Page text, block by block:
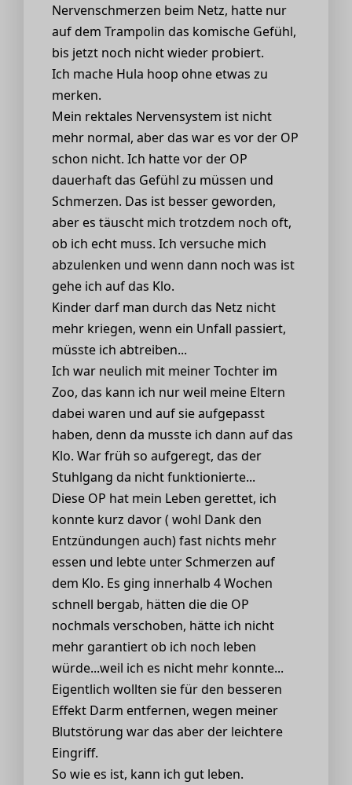
Nervenschmerzen beim Netz, hatte nur
auf dem Trampolin das komische Gefühl,
bis jetzt noch nicht wieder probiert.
Ich mache Hula hoop ohne etwas zu
merken.
Mein rektales Nervensystem ist nicht
mehr normal, aber das war es vor der OP
schon nicht. Ich hatte vor der OP
dauerhaft das Gefühl zu müssen und
Schmerzen. Das ist besser geworden,
aber es täuscht mich trotzdem noch oft,
ob ich echt muss. Ich versuche mich
abzulenken und wenn dann noch was ist
gehe ich auf das Klo.
Kinder darf man durch das Netz nicht
mehr kriegen, wenn ein Unfall passiert,
müsste ich abtreiben...
Ich war neulich mit meiner Tochter im
Zoo, das kann ich nur weil meine Eltern
dabei waren und auf sie aufgepasst
haben, denn da musste ich dann auf das
Klo. War früh so aufgeregt, das der
Stuhlgang da nicht funktionierte...
Diese OP hat mein Leben gerettet, ich
konnte kurz davor ( wohl Dank den
Entzündungen auch) fast nichts mehr
essen und lebte unter Schmerzen auf
dem Klo. Es ging innerhalb 4 Wochen
schnell bergab, hätten die die OP
nochmals verschoben, hätte ich nicht
mehr garantiert ob ich noch leben
würde...weil ich es nicht mehr konnte...
Eigentlich wollten sie für den besseren
Effekt Darm entfernen, wegen meiner
Blutstörung war das aber der leichtere
Eingriff.
So wie es ist, kann ich gut leben.